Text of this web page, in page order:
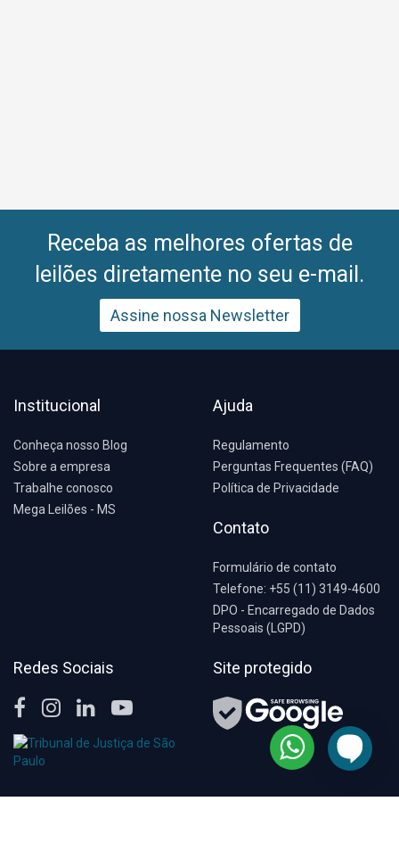
Receba as melhores ofertas de
leilões diretamente no seu e-mail.
Assine nossa Newsletter
Institucional
Conheça nosso Blog
Sobre a empresa
Trabalhe conosco
Mega Leilões - MS
Ajuda
Regulamento
Perguntas Frequentes (FAQ)
Política de Privacidade
Contato
Formulário de contato
Telefone: +55 (11) 3149-4600
DPO - Encarregado de Dados
Pessoais (LGPD)
Redes Sociais Site protegido